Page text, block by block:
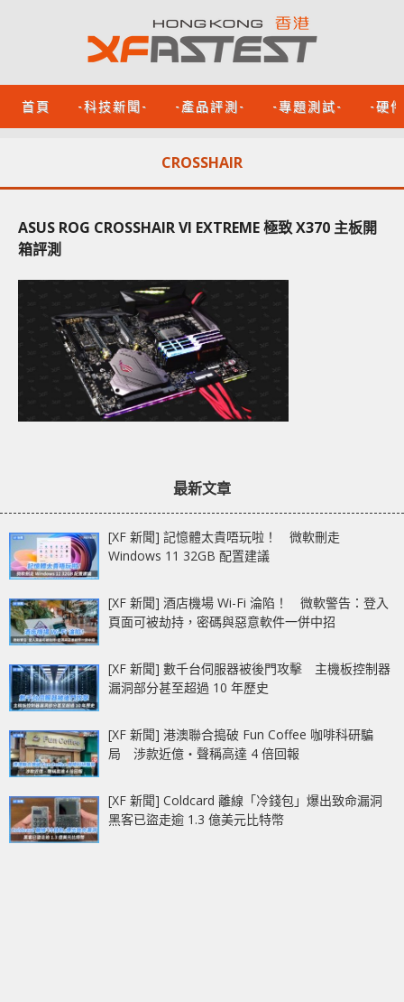
首頁 -科技新聞- -產品評測- -專題測試- -硬
CROSSHAIR
ASUS ROG CROSSHAIR VI EXTREME 極致 X370 主板開
箱評測
最新文章
[XF 新聞] 記憶體太貴唔玩啦！ 微軟刪走
Windows 11 32GB 配置建議
[XF 新聞] 酒店機場 Wi-Fi 淪陷！ 微軟警告：登入
頁面可被劫持，密碼與惡意軟件一併中招
[XF 新聞] 數千台伺服器被後門攻擊 主機板控制器
漏洞部分甚至超過 10 年歷史
[XF 新聞] 港澳聯合搗破 Fun Coffee 咖啡科研騙
局 涉款近億‧聲稱高達 4 倍回報
[XF 新聞] Coldcard 離線「冷錢包」爆出致命漏洞
黑客已盜走逾 1.3 億美元比特幣